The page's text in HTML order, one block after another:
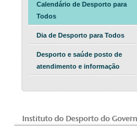
Calendário de Desporto para
Todos
Dia de Desporto para Todos
Desporto e saúde posto de
atendimento e informação